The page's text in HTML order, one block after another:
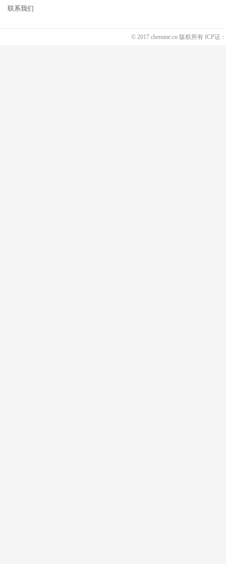
联系我们
© 2017 chemme.cn 版权所有 ICP证：